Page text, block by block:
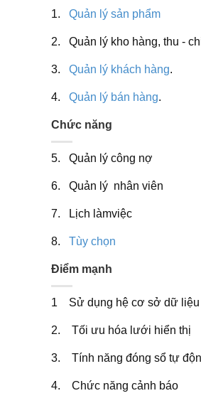
1. Quản lý sản phẩm
2. Quản lý kho hàng, thu -
3. Quản lý khách hàng.
4. Quản lý bán hàng.
Chức năng
5. Quản lý công nợ
6. Quản lý nhân viên
7. Lịch làmviệc
8. Tùy chọn
Điểm mạnh
1 Sử dụng hệ cơ sở dữ liệu
2. Tối ưu hóa lưới hiển thị
3. Tính năng đóng sổ tự
4. Chức năng cảnh báo